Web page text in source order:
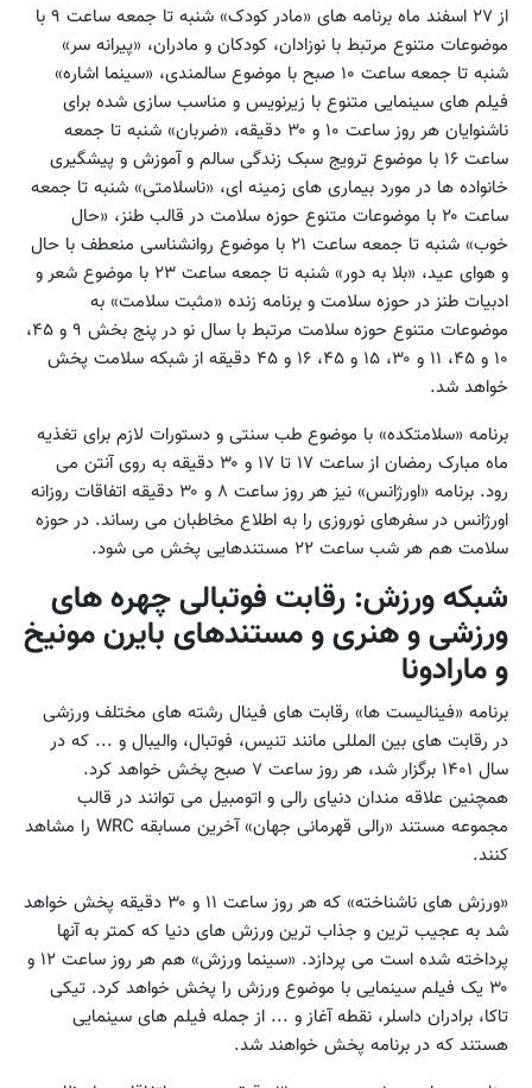
از ۲۷ اسفند ماه برنامه های «مادر کودک» شنبه تا جمعه ساعت ۹ با
موضوعات متنوع مرتبط با نوزادان، کودکان و مادران، «پیرانه سر»
شنبه تا جمعه ساعت ۱۰ صبح با موضوع سالمندی، «سینما اشاره»
فیلم های سینمایی متنوع با زیرنویس و مناسب سازی شده برای
ناشنوایان هر روز ساعت ۱۰ و ۳۰ دقیقه، «ضربان» شنبه تا جمعه
ساعت ۱۶ با موضوع ترویج سبک زندگی سالم و آموزش و پیشگیری
خانواده ها در مورد بیماری های زمینه ای، «ناسلامتی» شنبه تا جمعه
ساعت ۲۰ با موضوعات متنوع حوزه سلامت در قالب طنز، «حال
خوب» شنبه تا جمعه ساعت ۲۱ با موضوع روانشناسی منعطف با حال
و هوای عید، «بلا به دور» شنبه تا جمعه ساعت ۲۳ با موضوع شعر و
ادبیات طنز در حوزه سلامت و برنامه زنده «مثبت سلامت» به
موضوعات متنوع حوزه سلامت مرتبط با سال نو در پنج بخش ۹ و ۴۵،
۱۰ و ۴۵، ۱۱ و ۳۰، ۱۵ و ۴۵، ۱۶ و ۴۵ دقیقه از شبکه سلامت پخش
خواهد شد.
برنامه «سلامتکده» با موضوع طب سنتی و دستورات لازم برای تغذیه
ماه مبارک رمضان از ساعت ۱۷ تا ۱۷ و ۳۰ دقیقه به روی آنتن می
رود. برنامه «اورژانس» نیز هر روز ساعت ۸ و ۳۰ دقیقه اتفاقات روزانه
اورژانس در سفرهای نوروزی را به اطلاع مخاطبان می رساند. در حوزه
سلامت هم هر شب ساعت ۲۲ مستندهایی پخش می شود.
شبکه ورزش: رقابت فوتبالی چهره های
ورزشی و هنری و مستندهای بایرن مونیخ
و مارادونا
برنامه «فینالیست ها» رقابت های فینال رشته های مختلف ورزشی
در رقابت های بین المللی مانند تنیس، فوتبال، والیبال و ... که در
سال ۱۴۰۱ برگزار شد، هر روز ساعت ۷ صبح پخش خواهد کرد.
همچنین علاقه مندان دنیای رالی و اتومبیل می توانند در قالب
مجموعه مستند «رالی قهرمانی جهان» آخرین مسابقه WRC را مشاهد
کنند.
«ورزش های ناشناخته» که هر روز ساعت ۱۱ و ۳۰ دقیقه پخش خواهد
شد به عجیب ترین و جذاب ترین ورزش های دنیا که کمتر به آنها
پرداخته شده است می پردازد. «سینما ورزش» هم هر روز ساعت ۱۲ و
۳۰ یک فیلم سینمایی با موضوع ورزش را پخش خواهد کرد. تیکی
تاکا، برادران داسلر، نقطه آغاز و ... از جمله فیلم های سینمایی
هستند که در برنامه پخش خواهند شد.